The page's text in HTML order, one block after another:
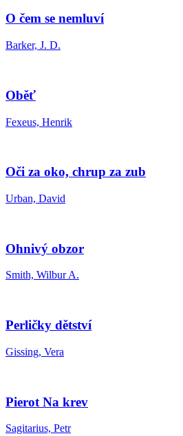
O čem se nemluví
Barker, J. D.
Oběť
Fexeus, Henrik
Oči za oko, chrup za zub
Urban, David
Ohnivý obzor
Smith, Wilbur A.
Perličky dětství
Gissing, Vera
Pierot Na krev
Sagitarius, Petr